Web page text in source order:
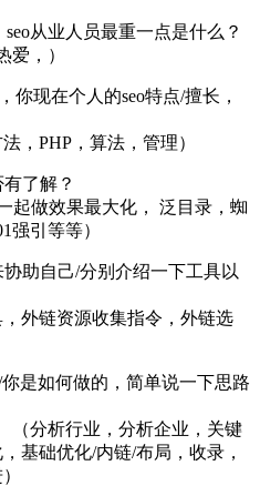
从业人员最重一点是什么？
爱，）
你现在个人的seo特点/擅长，
，PHP，算法，管理）
了解？
起做效果最大化， 泛目录，蜘
强引等等）
助自己/分别介绍一下工具以
外链资源收集指令，外链选
是如何做的，简单说一下思路
（分析行业，分析企业，关键
基础优化/内链/布局，收录，